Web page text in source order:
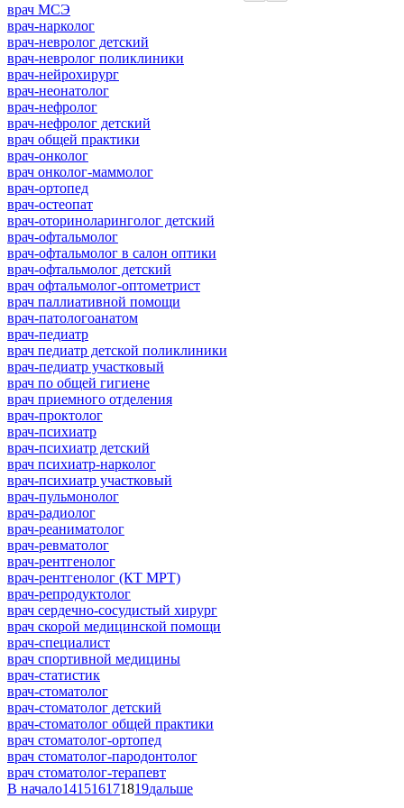
врач МСЭ
врач-нарколог
врач-невролог детский
врач-невролог поликлиники
врач-нейрохирург
врач-неонатолог
врач-нефролог
врач-нефролог детский
врач общей практики
врач-онколог
врач онколог-маммолог
врач-ортопед
врач-остеопат
врач-оториноларинголог детский
врач-офтальмолог
врач-офтальмолог в салон оптики
врач-офтальмолог детский
врач офтальмолог-оптометрист
врач паллиативной помощи
врач-патологоанатом
врач-педиатр
врач педиатр детской поликлиники
врач-педиатр участковый
врач по общей гигиене
врач приемного отделения
врач-проктолог
врач-психиатр
врач-психиатр детский
врач психиатр-нарколог
врач-психиатр участковый
врач-пульмонолог
врач-радиолог
врач-реаниматолог
врач-ревматолог
врач-рентгенолог
врач-рентгенолог (КТ МРТ)
врач-репродуктолог
врач сердечно-сосудистый хирург
врач скорой медицинской помощи
врач-специалист
врач спортивной медицины
врач-статистик
врач-стоматолог
врач-стоматолог детский
врач-стоматолог общей практики
врач стоматолог-ортопед
врач стоматолог-пародонтолог
врач стоматолог-терапевт
В начало141516171819дальше